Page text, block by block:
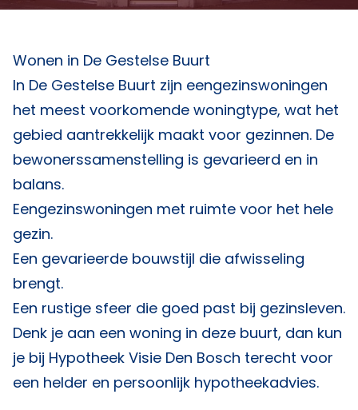
Wonen in De Gestelse Buurt
In De Gestelse Buurt zijn eengezinswoningen
het meest voorkomende woningtype, wat het
gebied aantrekkelijk maakt voor gezinnen. De
bewonerssamenstelling is gevarieerd en in
balans.
Eengezinswoningen met ruimte voor het hele
gezin.
Een gevarieerde bouwstijl die afwisseling
brengt.
Een rustige sfeer die goed past bij gezinsleven.
Denk je aan een woning in deze buurt, dan kun
je bij Hypotheek Visie Den Bosch terecht voor
een helder en persoonlijk hypotheekadvies.